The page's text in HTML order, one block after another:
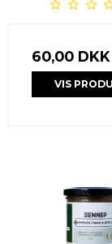
60,00 DKK
VIS